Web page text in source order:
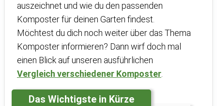
auszeichnet und wie du den passenden
Komposter für deinen Garten findest.
Möchtest du dich noch weiter über das Thema
Komposter informieren? Dann wirf doch mal
einen Blick auf unseren ausführlichen
Vergleich verschiedener Komposter
Das Wichtigste in Kürze